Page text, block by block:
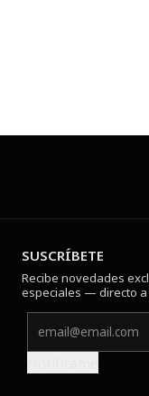
SUSCRÍBETE
Recibe novedades
especiales — directo a